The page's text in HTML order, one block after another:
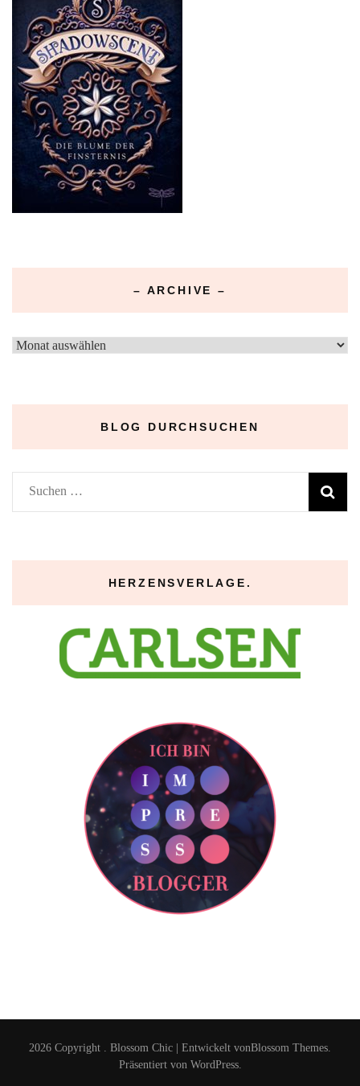
– ARCHIVE –
–
BLOG DURCHSUCHEN
Suchen
nach:
HERZENSVERLAGE.
2026 Copyright Blossom Chic | Entwickelt vonBlossom Themes
Präsentiert von WordPress.